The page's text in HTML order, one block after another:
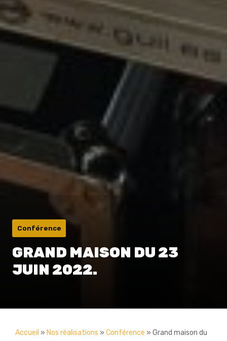
Conférence
GRAND MAISON DU 23
JUIN 2022.
Accueil » Nos réalisations » Conférence » Grand maison du